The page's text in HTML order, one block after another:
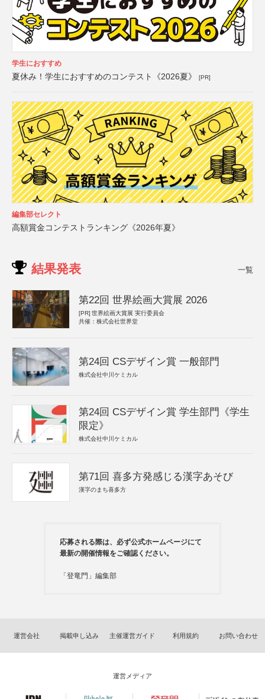
学生におすすめ
夏休み！学生におすすめのコンテスト《2026夏》 [PR]
編集部セレクト
高額賞金コンテストランキング《2026年夏》
結果発表 一覧
第22回 世界絵画大賞展 2026
[PR] 世界絵画大賞展 実行委員会
共催：株式会社世界堂
第24回 CSデザイン賞 一般部門
株式会社中川ケミカル
第24回 CSデザイン賞 学生部門《学生
限定》
株式会社中川ケミカル
第71回 喜多方発感じる漢字あそび
漢字のまち喜多方
応募される際は、必ず公式ホームページにて
最新の開催情報をご確認ください。
「登竜門」編集部
運営会社 掲載申し込み 主催運営ガイド 利用規約 お問い合わせ
運営メディア